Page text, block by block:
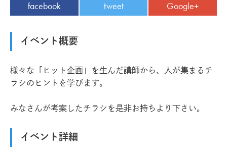
facebook tweet Google+
イベント概要
様々な「ヒット企画」を生んだ講師から、人が集まるチ
ラシのヒントを学びます。
みなさんが考案したチラシを是非お持ちより下さい。
イベント詳細